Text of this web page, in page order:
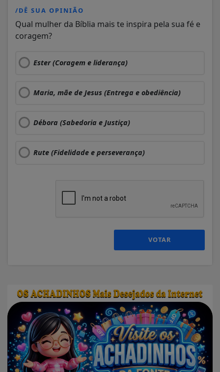
/DÊ SUA OPINIÃO
Qual mulher da Bíblia mais te inspira pela sua fé e
coragem?
Ester (Coragem e liderança)
Maria, mãe de Jesus (Entrega e obediência)
Débora (Sabedoria e Justiça)
Rute (Fidelidade e perseverança)
VOTAR